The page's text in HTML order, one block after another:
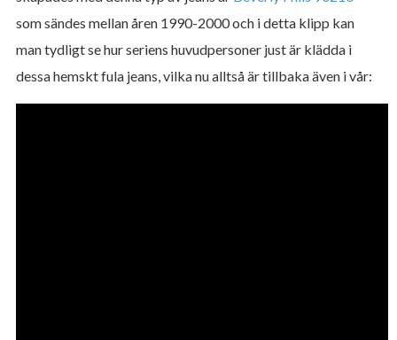
som sändes mellan åren 1990-2000 och i detta klipp kan
man tydligt se hur seriens huvudpersoner just är klädda i
dessa hemskt fula jeans, vilka nu alltså är tillbaka även i vår: